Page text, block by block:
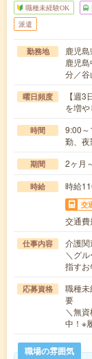
職種未経験OK
派遣
勤務地
鹿児
鹿児
分／
曜日頻度
【週
を増
時間
9:00～
勤、
期間 2ヶ月
時給 時給
交
交通
仕事内容
介護関
＼グ
指す
応募資格
職種未
要
＼無
中！※
職場の雰囲気